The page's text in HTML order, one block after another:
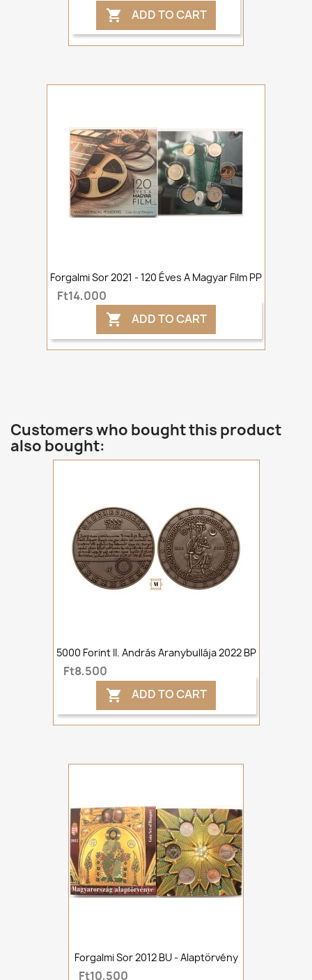
 ADD TO CART
Forgalmi Sor 2021 - 120 Éves A Magyar Film PP
Ft14,000
 ADD TO CART
Customers who bought this product
also bought:
5000 Forint II. András Aranybullája 2022 BP
Ft8,500
 ADD TO CART
Forgalmi Sor 2012 BU - Alaptörvény
Ft10,500